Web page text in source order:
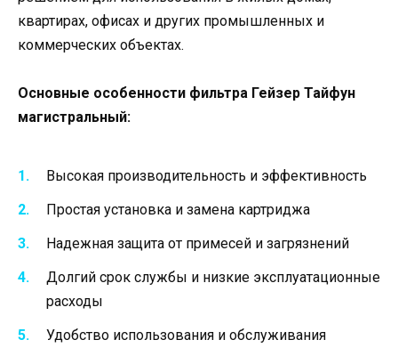
квартирах, офисах и других промышленных и
коммерческих объектах.
Основные особенности фильтра Гейзер Тайфун
магистральный:
Высокая производительность и эффективность
Простая установка и замена картриджа
Надежная защита от примесей и загрязнений
Долгий срок службы и низкие эксплуатационные
расходы
Удобство использования и обслуживания